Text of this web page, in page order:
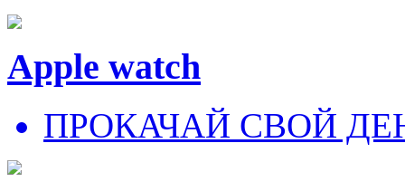
Apple watch
ПРОКАЧАЙ СВОЙ